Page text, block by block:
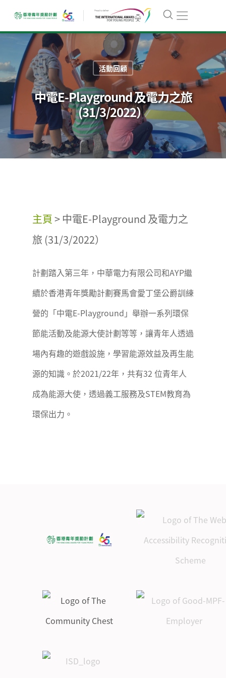
活動回顧
中電E-Playground 及電力之旅
(31/3/2022）
主頁> 中電E-Playground 及電力之
旅 (31/3/2022）
計劃踏入第三年，中華電力有限公司和AYP繼
續於香港青年獎勵計劃賽馬會愛丁堡公爵訓練
營的「中電E-Playground」舉辦一系列環保
節能活動及能源大使計劃等等，讓青年人透過
場內有趣的遊戲設施，學習能源效益及再生能
源的知識。於2021/22年，共有32 位青年人
成為能源大使，透過義工服務及STEM教育為
環保出力。